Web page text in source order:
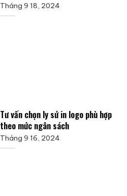
Tháng 9 18, 2024
Tư vấn chọn ly sứ in logo phù hợp
theo mức ngân sách
Tháng 9 16, 2024